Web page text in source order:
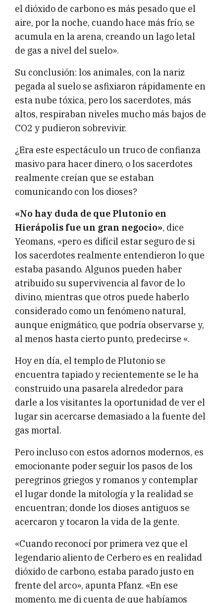
el dióxido de carbono es más pesado que el
aire, por la noche, cuando hace más frío, se
acumula en la arena, creando un lago letal
de gas a nivel del suelo».
Su conclusión: los animales, con la nariz
pegada al suelo se asfixiaron rápidamente en
esta nube tóxica, pero los sacerdotes, más
altos, respiraban niveles mucho más bajos de
CO2 y pudieron sobrevivir.
¿Era este espectáculo un truco de confianza
masivo para hacer dinero, o los sacerdotes
realmente creían que se estaban
comunicando con los dioses?
«No hay duda de que Plutonio en
Hierápolis fue un gran negocio», dice
Yeomans, «pero es difícil estar seguro de si
los sacerdotes realmente entendieron lo que
estaba pasando. Algunos pueden haber
atribuido su supervivencia al favor de lo
divino, mientras que otros puede haberlo
considerado como un fenómeno natural,
aunque enigmático, que podría observarse y,
al menos hasta cierto punto, predecirse «.
Hoy en día, el templo de Plutonio se
encuentra tapiado y recientemente se le ha
construido una pasarela alrededor para
darle a los visitantes la oportunidad de ver el
lugar sin acercarse demasiado a la fuente del
gas mortal.
Pero incluso con estos adornos modernos, es
emocionante poder seguir los pasos de los
peregrinos griegos y romanos y contemplar
el lugar donde la mitología y la realidad se
encuentran; donde los dioses antiguos se
acercaron y tocaron la vida de la gente.
«Cuando reconocí por primera vez que el
legendario aliento de Cerbero es en realidad
dióxido de carbono, estaba parado justo en
frente del arco», apunta Pfanz. «En ese
momento, me di cuenta de que habíamos